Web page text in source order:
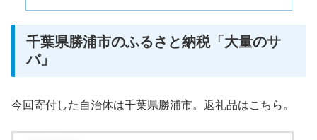
千葉県勝浦市のふるさと納税「大量のサ
バ」
今回寄付した自治体は千葉県勝浦市。返礼品はこちら。